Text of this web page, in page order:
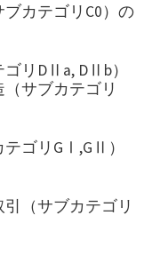
カテゴリC0）の
リDⅡa, DⅡb）
サブカテゴリ
ゴリGⅠ,GⅡ）
（サブカテゴリ